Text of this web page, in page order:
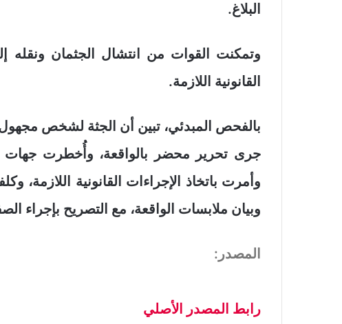
البلاغ.
وتمكنت القوات من انتشال الجثمان ونقله
القانونية اللازمة.
بالفحص المبدئي، تبين أن الجثة لشخص
جرى تحرير محضر بالواقعة، وأُخطرت جهات
وأمرت باتخاذ الإجراءات القانونية
وبيان ملابسات الواقعة، مع التصريح بإجراء
المصدر:
رابط المصدر الأصلي